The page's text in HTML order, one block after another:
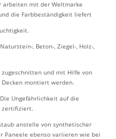
arbeiten mit der Weltmarke
die Farbbeständigkeit liefert
, Beton-, Ziegel-, Holz-,
und mit Hilfe von
montiert werden.
Ungefährlichkeit auf die
zertifiziert.
anstelle von synthetischer
Paneele ebenso variieren wie bei